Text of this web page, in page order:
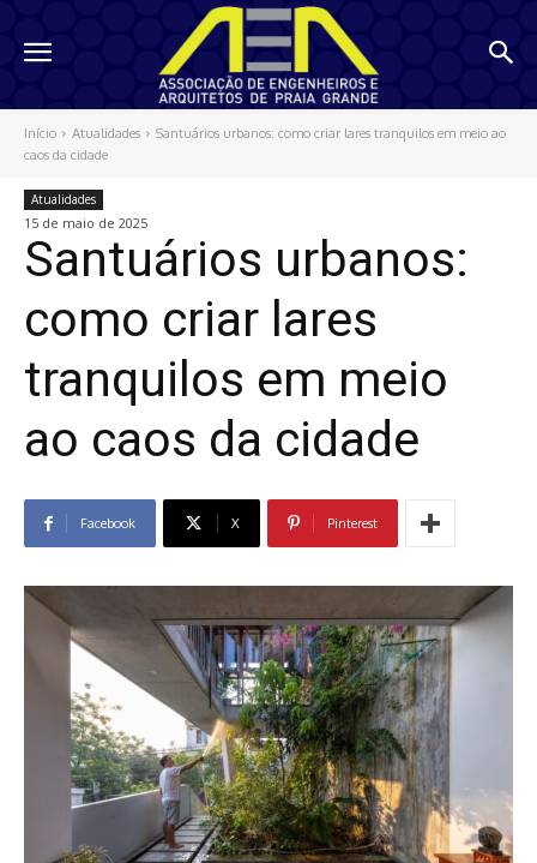
Início Atualidades
Santuários urbanos: como criar lares tranquilos em meio ao
caos da cidade
Atualidades
15 de maio de 2025
Santuários urbanos:
como criar lares
tranquilos em meio
ao caos da cidade
Facebook X Pinterest